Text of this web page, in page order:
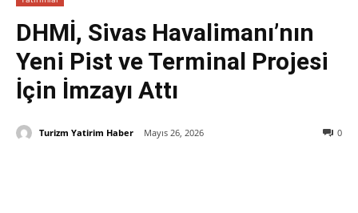
DHMİ, Sivas Havalimanı’nın
Yeni Pist ve Terminal Projesi
İçin İmzayı Attı
0
Turizm Yatirim Haber Mayıs 26, 2026